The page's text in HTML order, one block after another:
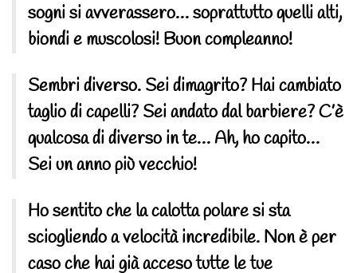
sogni si avverassero… soprattutto quelli alti,
biondi e muscolosi! Buon compleanno!
Sembri diverso. Sei dimagrito? Hai cambiato
taglio di capelli? Sei andato dal barbiere? C’è
qualcosa di diverso in te… Ah, ho capito…
Sei un anno più vecchio!
Ho sentito che la calotta polare si sta
sciogliendo a velocità incredibile. Non è per
caso che hai già acceso tutte le tue